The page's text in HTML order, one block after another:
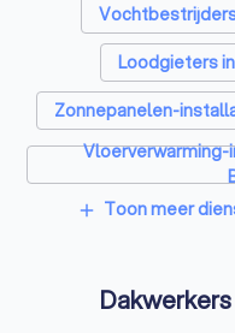
Loodgieters
Zonnepanelen-
Vloerverwarming-
Airco
Laadpaal
add Toon meer